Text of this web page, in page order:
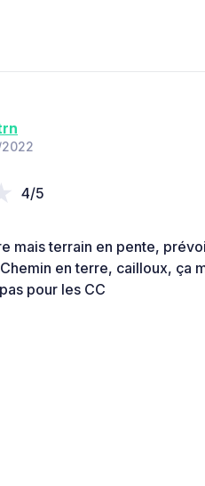
4/5
mais terrain en pente,
en terre, cailloux, ça
pour les CC